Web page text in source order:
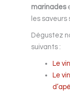
marinades
les saveurs
Dégustez
suivants :
Le
Le